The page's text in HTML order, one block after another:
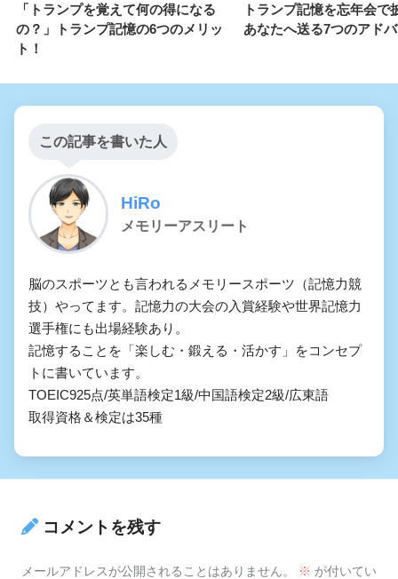
「トランプを覚えて何の得になる
の？」トランプ記憶の6つのメリッ
ト！
トランプ記憶を忘年会で
あなたへ送る7つのアド
この記事を書いた人
HiRo
メモリーアスリート
脳のスポーツとも言われるメモリースポーツ（記憶力競
技）やってます。記憶力の大会の入賞経験や世界記憶力
選手権にも出場経験あり。
記憶することを「楽しむ・鍛える・活かす」をコンセプ
トに書いています。
TOEIC925点/英単語検定1級/中国語検定2級/広東語
取得資格＆検定は35種
コメントを残す
メールアドレスが公開されることはありません。 ※ が付いてい